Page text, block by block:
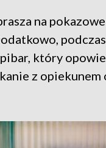
na
który
z opiekunem